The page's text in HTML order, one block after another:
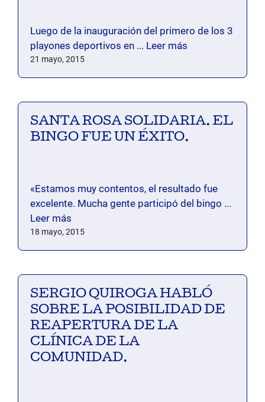
Luego de la inauguración del primero de los 3
playones deportivos en ... Leer más
21 mayo, 2015
SANTA ROSA SOLIDARIA. EL
BINGO FUE UN ÉXITO.
«Estamos muy contentos, el resultado fue
excelente. Mucha gente participó del bingo ...
Leer más
18 mayo, 2015
SERGIO QUIROGA HABLÓ
SOBRE LA POSIBILIDAD DE
REAPERTURA DE LA
CLÍNICA DE LA
COMUNIDAD.